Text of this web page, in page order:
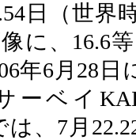
日（世界
に、16.6
年6月28日
ベイ
は、7月